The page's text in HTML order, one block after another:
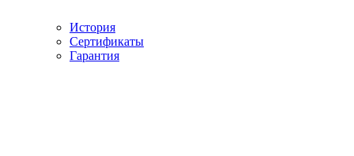
История
Сертификаты
Гарантия